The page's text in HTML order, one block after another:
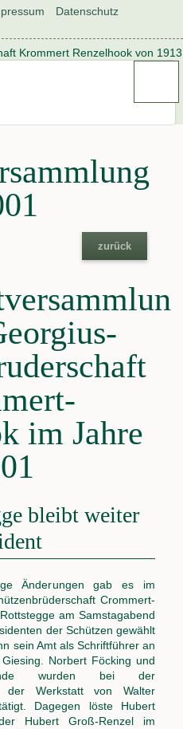
Datenschutz
zurück
im Jahre
bleibt weiter
Änderungen gab es im
Crommert-
am Samstagabend
der Schützen gewählt
sein Amt als Schriftführer an
Norbert Föcking und
wurden bei der
der Werkstatt von Walter
Dagegen löste Hubert
Hubert Groß-Renzel im